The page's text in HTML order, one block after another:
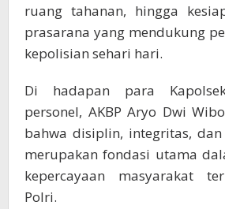
ruang tahanan, hingga
prasarana yang mendukung
kepolisian sehari hari.
Di hadapan para
personel, AKBP Aryo Dwi
bahwa disiplin, integritas,
merupakan fondasi utama
kepercayaan masyarakat
Polri.